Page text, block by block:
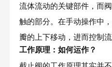
流体流动的关键部件，而
触的部分。在手动操作中
瓣的上下移动，进而控制流
工作原理：如何运作？